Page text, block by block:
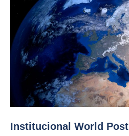
Institucional World Post